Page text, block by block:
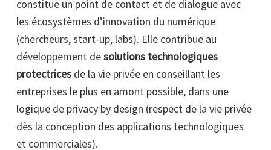
constitue un point de contact et de dialogue avec
les écosystèmes d’innovation du numérique
(chercheurs, start-up, labs). Elle contribue au
développement desolutions technologiques
protectrices de la vie privée en conseillant les
entreprises le plus en amont possible, dans une
logique de privacy by design (respect de la vie privée
dès la conception des applications technologiques
et commerciales).